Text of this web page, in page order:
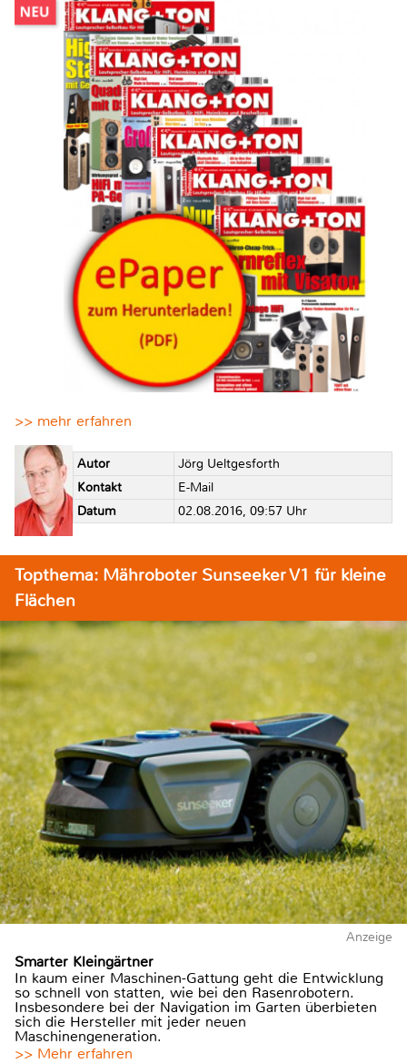
>> mehr erfahren
Autor
Jörg Ueltgesforth
Kontakt
E-Mail
Datum
02.08.2016, 09:57 Uhr
Topthema: Mähroboter Sunseeker V1 für kleine
Flächen
Anzeige
Smarter Kleingärtner
In kaum einer Maschinen-Gattung geht die Entwicklung
so schnell von statten, wie bei den Rasenrobotern.
Insbesondere bei der Navigation im Garten überbieten
sich die Hersteller mit jeder neuen
Maschinengeneration.
>> Mehr erfahren